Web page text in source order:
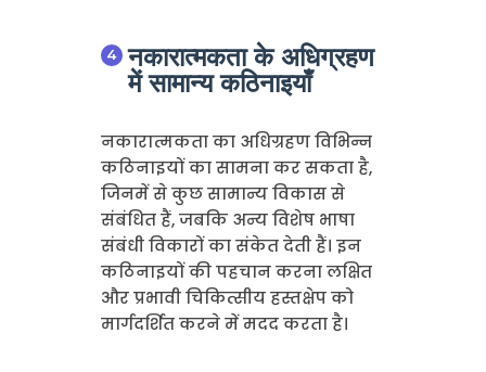
नकारात्मकता के अधिग्रहण
में सामान्य कठिनाइयाँ
नकारात्मकता का अधिग्रहण विभिन्न
कठिनाइयों का सामना कर सकता है,
जिनमें से कुछ सामान्य विकास से
संबंधित हैं, जबकि अन्य विशेष भाषा
संबंधी विकारों का संकेत देती हैं। इन
कठिनाइयों की पहचान करना लक्षित
और प्रभावी चिकित्सीय हस्तक्षेप को
मार्गदर्शित करने में मदद करता है।